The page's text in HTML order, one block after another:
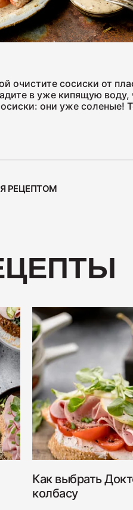
очистите сосиски от
в уже кипящую воду,
они уже соленые!
РЕЦЕПТОМ
Как выбрать
колбасу